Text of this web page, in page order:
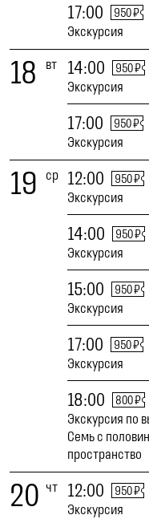
17:00 950 ₽
Экскурсия
18 вт 14:00 950 ₽
Экскурсия
17:00 950 ₽
Экскурсия
19 ср 12:00 950 ₽
Экскурсия
14:00 950 ₽
Экскурсия
15:00 950 ₽
Экскурсия
17:00 950 ₽
Экскурсия
18:00 800 ₽
Экскурсия по
Семь с
пространство
20 чт 12:00 950 ₽
Экскурсия